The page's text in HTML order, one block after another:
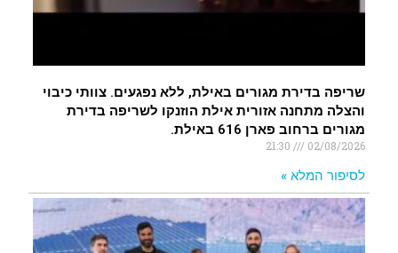
שריפה בדירת מגורים באילת, ללא נפגעים. צוותי כיבוי
והצלה מתחנה אזורית אילת הוזנקו לשריפה בדירת
מגורים ברחוב פארן 616 באילת.
02/08/2026
לסיפור המלא »